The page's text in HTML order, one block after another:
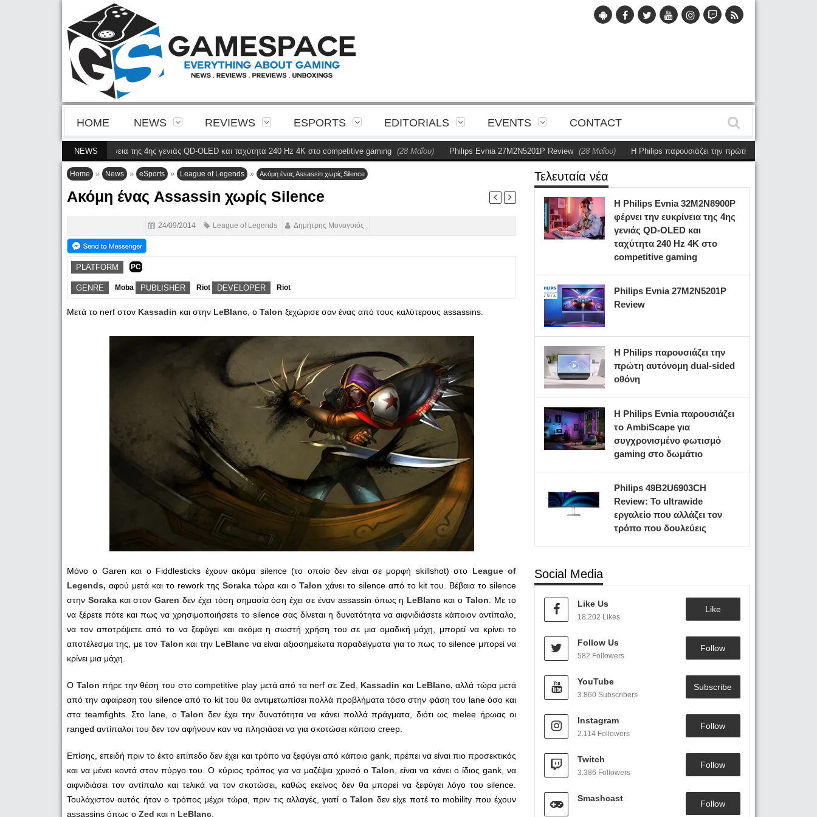
HOME NEWS REVIEWS ESPORTS EDITORIALS EVENTS CONTACT
NEWS
φέρνει την ευκρίνεια της 4ης γενιάς QD-OLED και ταχύτητα 240 Hz 4K στο competitive gaming (28 Μαΐου) Philips Evnia 27M2N5201P Review (28 Μαΐου) Η Philips παρουσιάζει την πρώτη αυτόνομη dual-sided
Home » News » eSports » League of Legends » Ακόμη ένας Assassin χωρίς Silence
Ακόμη ένας Assassin χωρίς Silence
24/09/2014 League of Legends Δημήτρης Μονογυιός
PLATFORM PC
GENRE Moba PUBLISHER Riot DEVELOPER Riot
Μετά το nerf στον Kassadin και στην LeBlanc , ο Talon ξεχώρισε σαν ένας από τους καλύτερους assassins.
Μόνο ο Garen και ο Fiddlesticks έχουν ακόμα silence (το οποίο δεν είναι σε μορφή skillshot) στο League of
Legends, αφού μετά και το rework τηςSoraka τώρα και οTalon χάνει το silence από το kit του. Βέβαια το silence
στην Sorakaκαι στονGaren δεν έχει τόση σημασία όση έχει σε έναν assassin όπως η LeBlanc και ο Talon . Με το
να ξέρετε πότε και πως να χρησιμοποιήσετε το silence σας δίνεται η δυνατότητα να αιφνιδιάσετε κάποιον αντίπαλο,
να τον αποτρέψετε από το να ξεφύγει και ακόμα η σωστή χρήση του σε μια ομαδική μάχη, μπορεί να κρίνει το
αποτέλεσμα της, με τον Talon και την LeBlanc να είναι αξιοσημείωτα παραδείγματα για το πως το silence μπορεί να
κρίνει μια μάχη.
Ο Talon πήρε την θέση του στο competitive play μετά από τα nerf σε Zed Kassadin και LeBlanc, αλλά τώρα μετά
από την αφαίρεση του silence από το kit του θα αντιμετωπίσει πολλά προβλήματα τόσο στην φάση του lane όσο και
στα teamfights. Στο lane, οTalon δεν έχει την δυνατότητα να κάνει πολλά πράγματα, διότι ως melee ήρωας οι
ranged αντίπαλοι του δεν τον αφήνουν καν να πλησιάσει να για σκοτώσει κάποιο creep.
Επίσης, επειδή πριν το έκτο επίπεδο δεν έχει και τρόπο να ξεφύγει από κάποιο gank, πρέπει να είναι πιο προσεκτικός
και να μένει κοντά στον πύργο του. Ο κύριος τρόπος για να μαζέψει χρυσό ο Talon , είναι να κάνει ο ίδιος gank, να
αιφνιδιάσει τον αντίπαλο και τελικά να τον σκοτώσει, καθώς εκείνος δεν θα μπορεί να ξεφύγει λόγο του silence.
Τουλάχιστον αυτός ήταν ο τρόπος μέχρι τώρα, πριν τις αλλαγές, γιατί οTalon δεν είχε ποτέ το mobility που έχουν
assassins όπως ο Zed και η LeBlanc
Τελευταία νέα
Η Philips Evnia 32M2N8900P
φέρνει την ευκρίνεια της 4ης
γενιάς QD-OLED και
ταχύτητα 240 Hz 4K στο
competitive gaming
Philips Evnia 27M2N5201P
Review
Η Philips παρουσιάζει την
πρώτη αυτόνομη dual-sided
οθόνη
Η Philips Evnia παρουσιάζει
το AmbiScape για
συγχρονισμένο φωτισμό
gaming στο δωμάτιο
Philips 49B2U6903CH
Review: Το ultrawide
εργαλείο που αλλάζει τον
τρόπο που δουλεύεις
Social Media
Like Us
18.202 Likes
Like
Follow Us
582 Followers
Follow
YouTube
3.860 Subscribers
Subscribe
Instagram
2.114 Followers
Follow
Twitch
3.386 Followers
Follow
Smashcast
Follow